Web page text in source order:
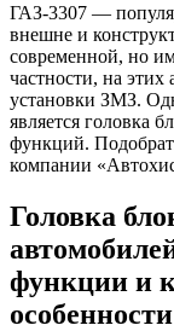
ГАЗ-3307 —
внешне и
современной, но
частности, на
установки ЗМЗ.
является головка
функций.
компании
Головка
функции и
особенности